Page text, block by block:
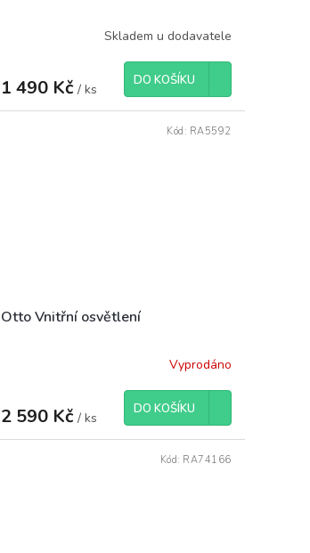
Skladem u dodavatele
1 490 Kč / ks
DO KOŠÍKU
Otto Vnitřní osvětlení
Vyprodáno
2 590 Kč / ks
DO KOŠÍKU
Kód: RA5592
Kód: RA74166